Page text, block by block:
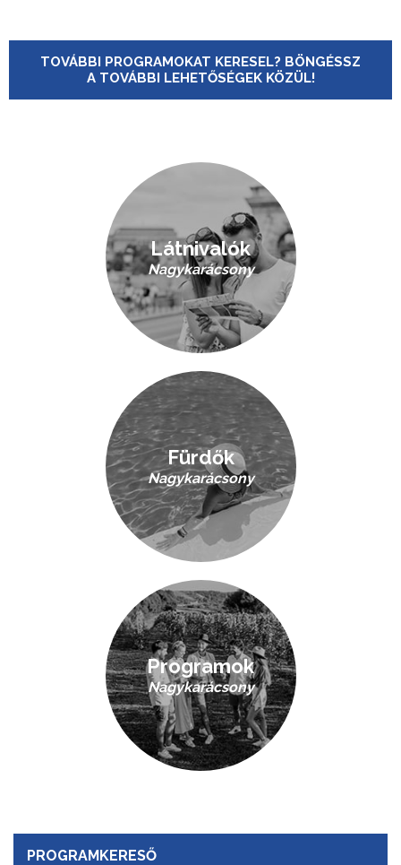
PROGRAMKERESŐ
TOVÁBBI PROGRAMOKAT KERESEL? BÖNGÉSSZ
A TOVÁBBI LEHETŐSÉGEK KÖZÜL!
Látnivalók
Nagykarácsony
Fürdők
Nagykarácsony
Programok
Nagykarácsony